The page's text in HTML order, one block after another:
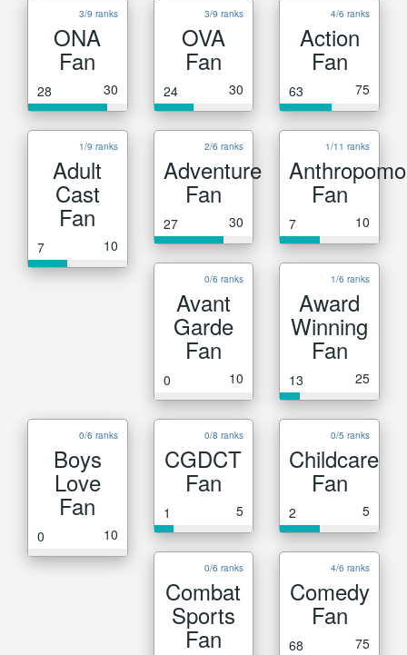
3/9 ranks
ONA
Fan
28 30
3/9 ranks
OVA
Fan
24 30
4/6 ranks
Action
Fan
63 75
1/9 ranks
Adult
Cast
Fan
7 10
2/6 ranks
Adventure
Fan
27 30
1/11 ranks
Fan
7 10
0/6 ranks
Avant
Garde
Fan
0 10
1/6 ranks
Award
Winning
Fan
13 25
0/6 ranks
Boys
Love
Fan
0 10
0/8 ranks
CGDCT
Fan
1 5
0/5 ranks
Childcare
Fan
2 5
0/6 ranks
Combat
Sports
Fan
4/6 ranks
Comedy
Fan
68 75